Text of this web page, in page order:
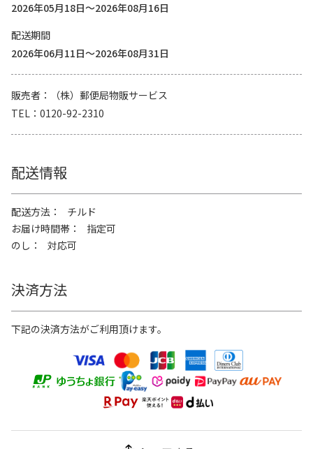
2026年05月18日～2026年08月16日
配送期間
2026年06月11日～2026年08月31日
販売者
（株）郵便局物販サービス
TEL
0120-92-2310
配送情報
配送方法
チルド
お届け時間帯
指定可
のし
対応可
決済方法
下記の決済方法がご利用頂けます。